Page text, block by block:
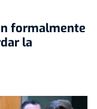
formalmente
la